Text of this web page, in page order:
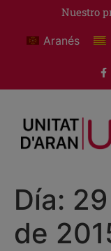
Nuestro
Aranés
Día:
de